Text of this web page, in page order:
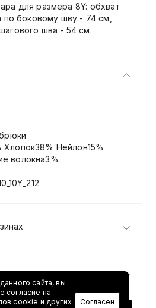
для размера 8Y: обхват
по боковому шву - 74 см,
шва - 54 см.
Нейлон15%
волокна3%
сайта, вы
согласие на
cookie и других
Согласен